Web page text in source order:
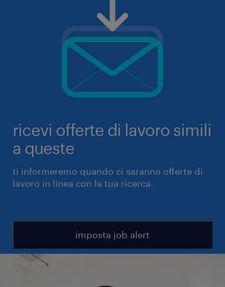
ricevi offerte di lavoro simili
a queste
ti informeremo quando ci saranno offerte di
lavoro in linea con la tua ricerca.
imposta job alert